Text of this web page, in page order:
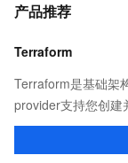
产品推荐
Terraform
Terraform是基础架
provider支持您创建
义、预览和部署云